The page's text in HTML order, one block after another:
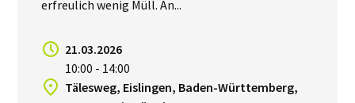
erfreulich wenig Müll. An...
21.03.2026
10:00 - 14:00
Tälesweg, Eislingen, Baden-Württemberg,